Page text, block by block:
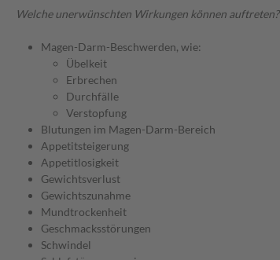
Welche unerwünschten Wirkungen können auftreten?
Magen-Darm-Beschwerden, wie:
Übelkeit
Erbrechen
Durchfälle
Verstopfung
Blutungen im Magen-Darm-Bereich
Appetitsteigerung
Appetitlosigkeit
Gewichtsverlust
Gewichtszunahme
Mundtrockenheit
Geschmacksstörungen
Schwindel